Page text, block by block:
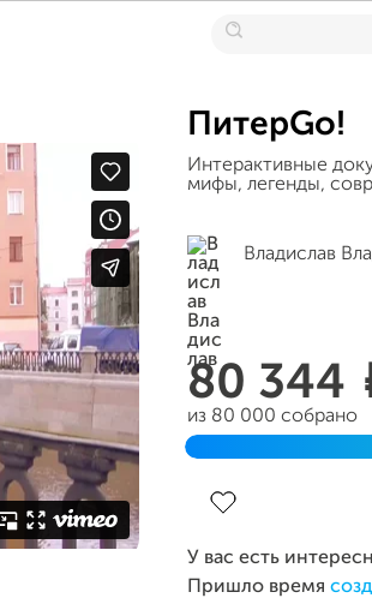
ПитерGo!
Интерактивные
мифы, легенды,
Владислав
80 344
из 80 000 собрано
У вас есть
Пришло время